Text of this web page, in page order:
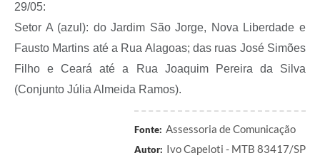
Serviços Online
Telefones Úteis
Serviço de Informação ao Cidadão (SIC)
29/05:
Setor A (azul): do Jardim São Jorge, Nova Liberdade e
Fausto Martins até a Rua Alagoas; das ruas José Simões
Filho e Ceará até a Rua Joaquim Pereira da Silva
(Conjunto Júlia Almeida Ramos).
Fonte: Assessoria de Comunicação
Autor: Ivo Capeloti - MTB 83417/SP